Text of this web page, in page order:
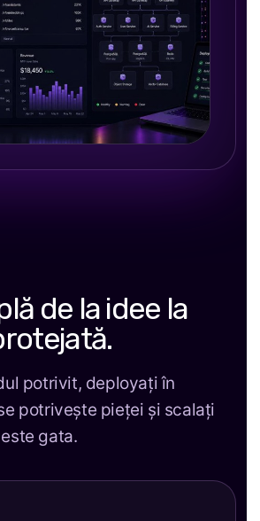
de la idee la
potrivit, deployați în
potrivește pieței și scalați
gata.